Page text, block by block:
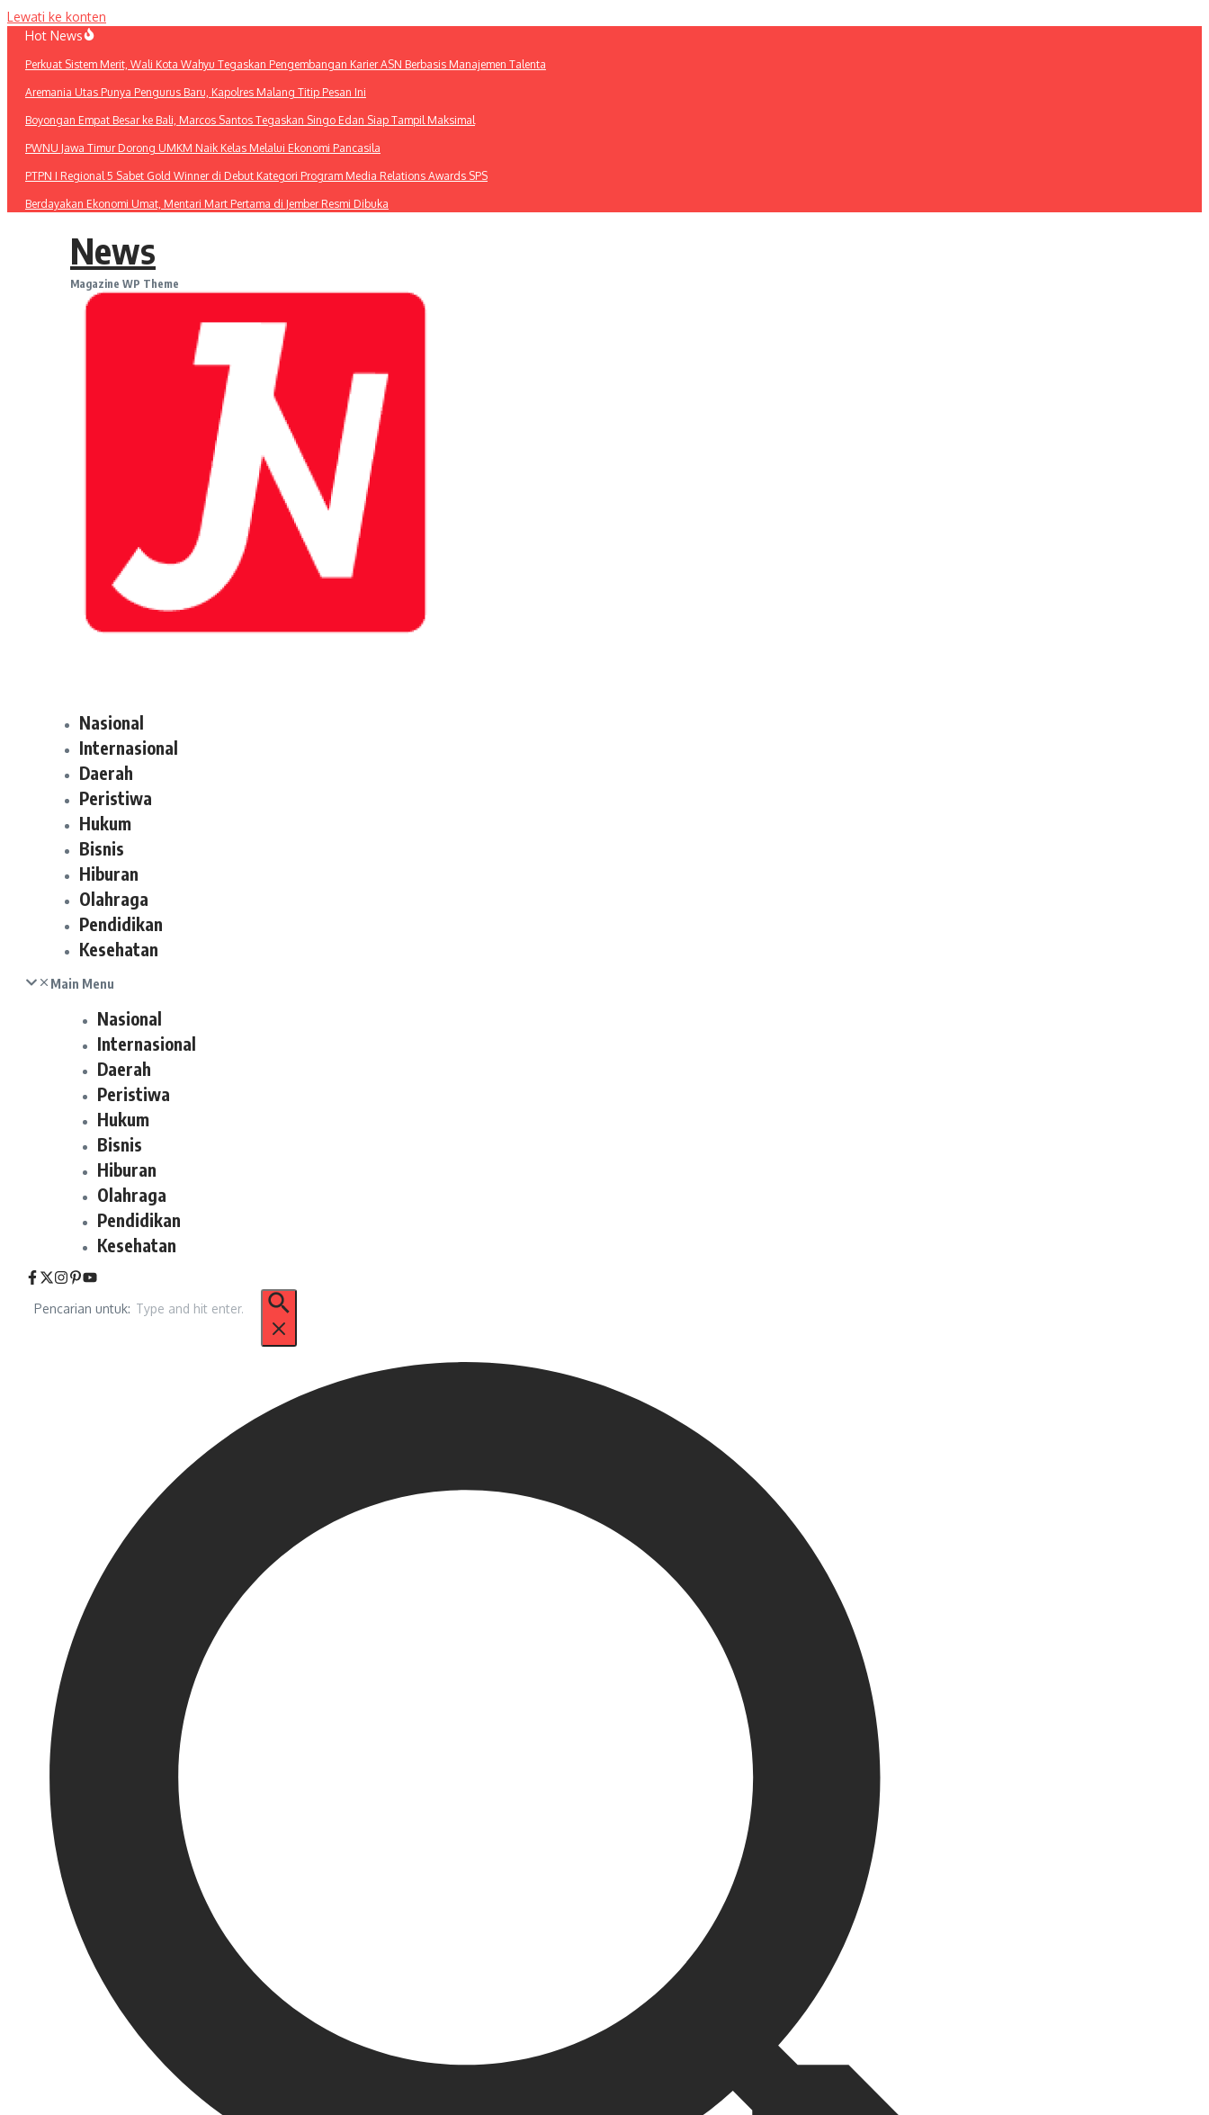
Lewati ke konten
Hot News
Perkuat Sistem Merit, Wali Kota Wahyu Tegaskan Pengembangan Karier ASN Berbasis Manajemen Talenta
Aremania Utas Punya Pengurus Baru, Kapolres Malang Titip Pesan Ini
Boyongan Empat Besar ke Bali, Marcos Santos Tegaskan Singo Edan Siap Tampil Maksimal
PWNU Jawa Timur Dorong UMKM Naik Kelas Melalui Ekonomi Pancasila
PTPN I Regional 5 Sabet Gold Winner di Debut Kategori Program Media Relations Awards SPS
Berdayakan Ekonomi Umat, Mentari Mart Pertama di Jember Resmi Dibuka
News
Magazine WP Theme
Nasional
Internasional
Daerah
Peristiwa
Hukum
Bisnis
Hiburan
Olahraga
Pendidikan
Kesehatan
Main Menu
Nasional
Internasional
Daerah
Peristiwa
Hukum
Bisnis
Hiburan
Olahraga
Pendidikan
Kesehatan
Pencarian untuk: